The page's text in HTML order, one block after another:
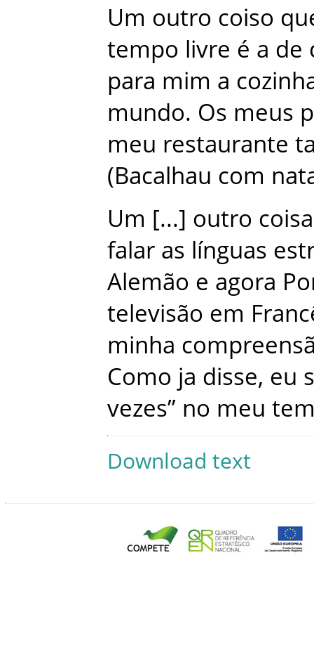
Um outro coiso
tempo livre é a de
para mim a
mundo. Os meus
meu restaurante
(Bacalhau com
Um
outro coisa
falar as línguas
Alemão e agora
televisão em
minha
Como ja disse, eu
vezes” no meu
Download text